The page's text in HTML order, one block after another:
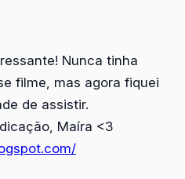
Nunca tinha
filme, mas agora fiquei
de assistir.
Maíra <3